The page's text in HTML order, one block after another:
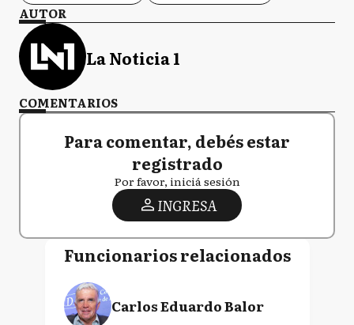
AUTOR
La Noticia 1
COMENTARIOS
Para comentar, debés estar
registrado
Por favor, iniciá sesión
INGRESA
Funcionarios relacionados
Carlos Eduardo Balor